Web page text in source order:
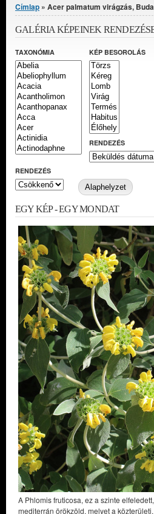
Jelenlegi hely
Címlap » Acer palmatum virágzás,
GALÉRIA KÉPEINEK
TAXONÓMIA KÉP BESOROLÁS
RENDEZÉS
RENDEZÉS
EGY KÉP - EGY MONDAT
A Phlomis fruticosa, ez a szinte
mediterrán örökzöld, melyet a